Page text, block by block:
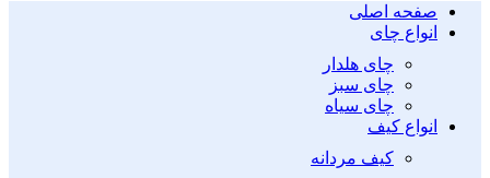
صفحه اصلی
انواع چای
چای هلدار
چای سبز
چای سیاه
انواع کیف
کیف مردانه